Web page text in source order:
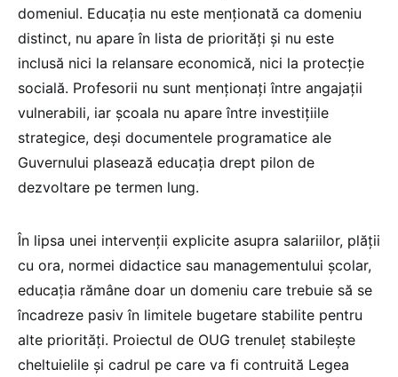
domeniul. Educația nu este menționată ca domeniu
distinct, nu apare în lista de priorități și nu este
inclusă nici la relansare economică, nici la protecție
socială. Profesorii nu sunt menționați între angajații
vulnerabili, iar școala nu apare între investițiile
strategice, deși documentele programatice ale
Guvernului plasează educația drept pilon de
dezvoltare pe termen lung.
În lipsa unei intervenții explicite asupra salariilor, plății
cu ora, normei didactice sau managementului școlar,
educația rămâne doar un domeniu care trebuie să se
încadreze pasiv în limitele bugetare stabilite pentru
alte priorități. Proiectul de OUG trenuleț stabilește
cheltuielile și cadrul pe care va fi contruită Legea